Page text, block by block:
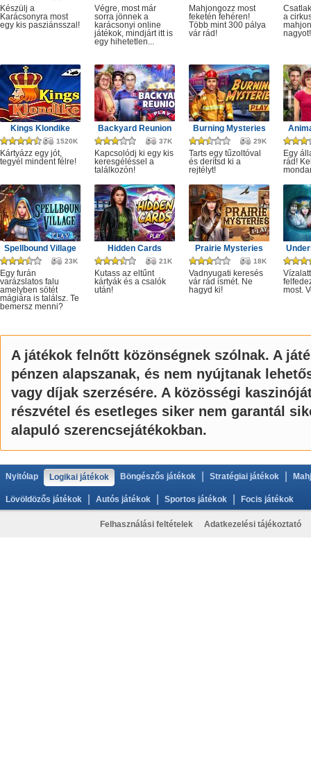
Készülj a
Karácsonyra most
egy kis pasziánsszal!
Végre, most már
sorra jönnek a
karácsonyi online
játékok, mindjárt itt is
egy hihetetlen...
Mahjongozz most
feketén fehéren!
Több mint 300 pálya
vár rád!
a
nagyot!
Kings Klondike
1520K
Kártyázz egy jót,
tegyél mindent félre!
Backyard Reunion
37K
Kapcsolódj ki egy kis
keresgéléssel a
találkozón!
Burning Mysteries
29K
Tarts egy tűzoltóval
és derítsd ki a
rejtélyt!
Egy
rád!
Spellbound Village
23K
Egy furán
varázslatos falu
amelyben sötét
mágiára is találsz. Te
bemersz menni?
Hidden Cards
21K
Kutass az eltűnt
kártyák és a csalók
után!
Prairie Mysteries
18K
Vadnyugati keresés
vár rád ismét. Ne
hagyd ki!
most.
A játékok felnőtt közönségnek szólnak. A
pénzen alapszanak, és nem nyújtanak
vagy díjak szerzésére. A közösségi
részvétel és esetleges siker nem garantál
alapuló szerencsejátékokban.
Nyitólap Logikai játékok Böngészős játékok Stratégiai játékok
Lövöldözős játékok Autós játékok Sportos játékok Focis játékok
Felhasználási feltételek Adatkezelési tájékoztató